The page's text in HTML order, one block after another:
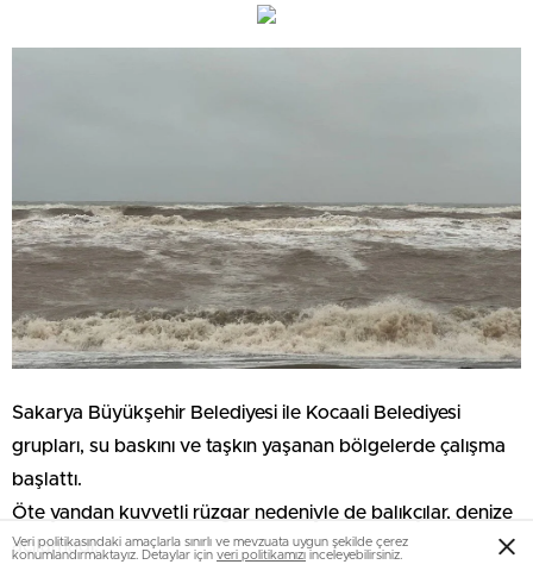
Sakarya Büyükşehir Belediyesi ile Kocaali Belediyesi
grupları, su baskını ve taşkın yaşanan bölgelerde çalışma
başlattı.
Öte yandan kuvvetli rüzgar nedeniyle de balıkçılar, denize
açılamadı.
Veri politikasındaki amaçlarla sınırlı ve mevzuata uygun şekilde çerez
konumlandırmaktayız. Detaylar için veri politikamızı inceleyebilirsiniz.